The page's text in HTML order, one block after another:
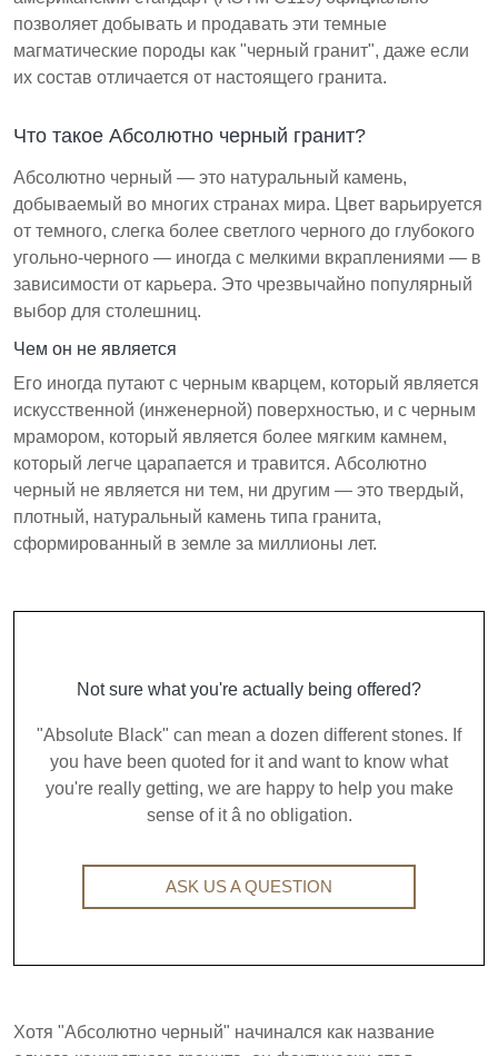
позволяет добывать и продавать эти темные
магматические породы как "черный гранит", даже если
их состав отличается от настоящего гранита.
Что такое Абсолютно черный гранит?
Абсолютно черный — это натуральный камень,
добываемый во многих странах мира. Цвет варьируется
от темного, слегка более светлого черного до глубокого
угольно-черного — иногда с мелкими вкраплениями — в
зависимости от карьера. Это чрезвычайно популярный
выбор для столешниц.
Чем он не является
Его иногда путают с черным кварцем, который является
искусственной (инженерной) поверхностью, и с черным
мрамором, который является более мягким камнем,
который легче царапается и травится. Абсолютно
черный не является ни тем, ни другим — это твердый,
плотный, натуральный камень типа гранита,
сформированный в земле за миллионы лет.
Not sure what you're actually being offered?
"Absolute Black" can mean a dozen different stones. If
you have been quoted for it and want to know what
you're really getting, we are happy to help you make
sense of it â no obligation.
ASK US A QUESTION
Хотя "Абсолютно черный" начинался как название